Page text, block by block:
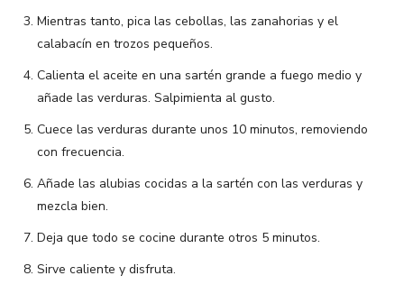
Mientras tanto, pica las cebollas, las zanahorias y el
calabacín en trozos pequeños.
Calienta el aceite en una sartén grande a fuego medio y
añade las verduras. Salpimienta al gusto.
Cuece las verduras durante unos 10 minutos, removiendo
con frecuencia.
Añade las alubias cocidas a la sartén con las verduras y
mezcla bien.
Deja que todo se cocine durante otros 5 minutos.
Sirve caliente y disfruta.